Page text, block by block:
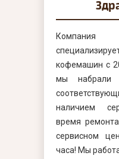
кофемашин с
мы набрали
наличием
время
сервисном
часа! Мы